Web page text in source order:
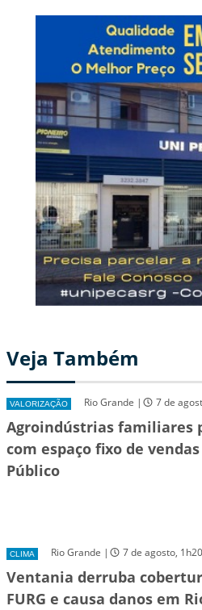
Veja Também
VALORIZAÇÃO Rio Grande | 7 de
Agroindústrias familiares
com espaço fixo de
Público
CLIMA Rio Grande | 7 de agosto, 1h20
Ventania derruba
FURG e causa danos em